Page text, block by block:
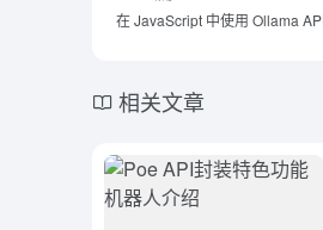
在 JavaScript 中使用 Ollama
相关文章